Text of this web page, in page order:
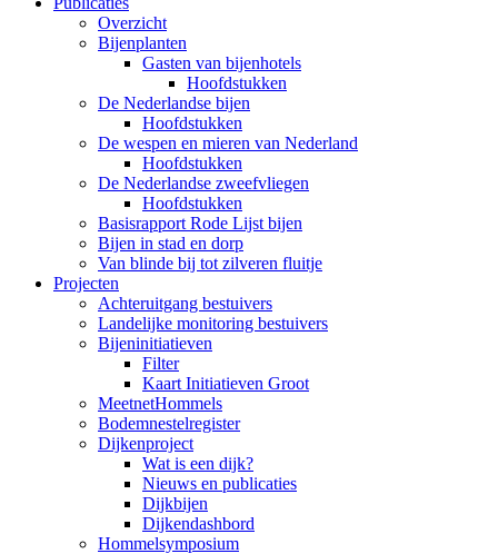
Overzicht
Bijenplanten
Gasten van bijenhotels
Hoofdstukken
De Nederlandse bijen
Hoofdstukken
De wespen en mieren van Nederland
Hoofdstukken
De Nederlandse zweefvliegen
Hoofdstukken
Basisrapport Rode Lijst bijen
Bijen in stad en dorp
Van blinde bij tot zilveren fluitje
Projecten
Achteruitgang bestuivers
Landelijke monitoring bestuivers
Bijeninitiatieven
Filter
Kaart Initiatieven Groot
MeetnetHommels
Bodemnestelregister
Dijkenproject
Wat is een dijk?
Nieuws en publicaties
Dijkbijen
Dijkendashbord
Hommelsymposium